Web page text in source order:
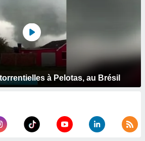
à Pelotas, au Brésil